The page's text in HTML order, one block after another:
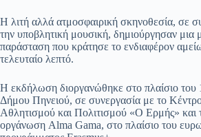
Η λιτή αλλά ατμοσφαιρική σκηνοθεσία, σε
την υποβλητική μουσική, δημιούργησαν μια
παράσταση που κράτησε το ενδιαφέρον
τελευταίο λεπτό.
Η εκδήλωση διοργανώθηκε στο πλαίσιο του
Δήμου Πηνειού, σε συνεργασία με το
Αθλητισμού και Πολιτισμού «Ο Ερμής» και
οργάνωση Alma Gama, στο πλαίσιο του